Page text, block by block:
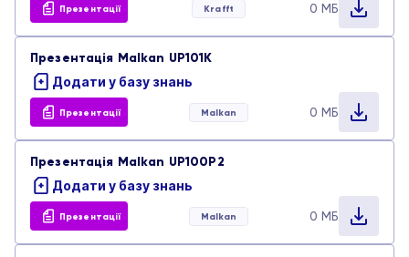
Презентації Krafft 0 МБ
Презентація Malkan UP101K
Додати у базу знань
Презентації Malkan 0 МБ
Презентація Malkan UP100P2
Додати у базу знань
Презентації Malkan 0 МБ